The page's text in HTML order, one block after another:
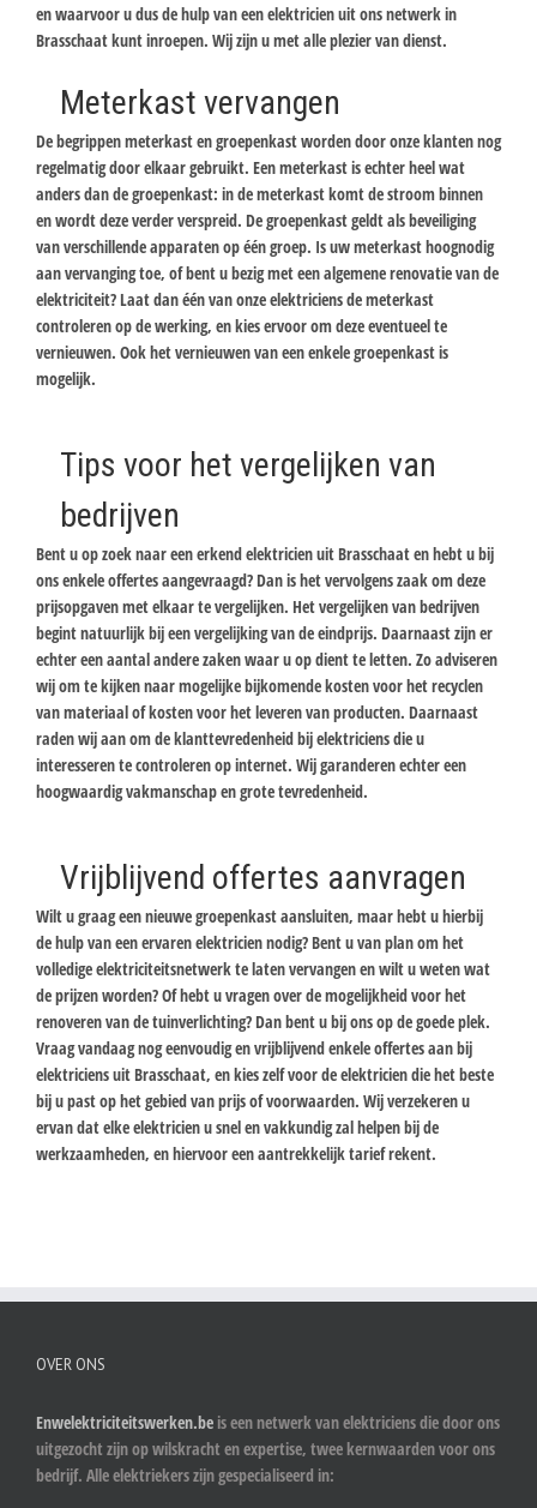
en waarvoor u dus de hulp van een elektricien uit ons netwerk in
Brasschaat kunt inroepen. Wij zijn u met alle plezier van dienst.
Meterkast vervangen
De begrippen meterkast en groepenkast worden door onze klanten nog
regelmatig door elkaar gebruikt. Een meterkast is echter heel wat
anders dan de groepenkast: in de meterkast komt de stroom binnen
en wordt deze verder verspreid. De groepenkast geldt als beveiliging
van verschillende apparaten op één groep. Is uw meterkast hoognodig
aan vervanging toe, of bent u bezig met een algemene renovatie van de
elektriciteit? Laat dan één van onze elektriciens de meterkast
controleren op de werking, en kies ervoor om deze eventueel te
vernieuwen. Ook het vernieuwen van een enkele groepenkast is
mogelijk.
Tips voor het vergelijken van
bedrijven
Bent u op zoek naar een erkend elektricien uit Brasschaat en hebt u bij
ons enkele offertes aangevraagd? Dan is het vervolgens zaak om deze
prijsopgaven met elkaar te vergelijken. Het vergelijken van bedrijven
begint natuurlijk bij een vergelijking van de eindprijs. Daarnaast zijn er
echter een aantal andere zaken waar u op dient te letten. Zo adviseren
wij om te kijken naar mogelijke bijkomende kosten voor het recyclen
van materiaal of kosten voor het leveren van producten. Daarnaast
raden wij aan om de klanttevredenheid bij elektriciens die u
interesseren te controleren op internet. Wij garanderen echter een
hoogwaardig vakmanschap en grote tevredenheid.
Vrijblijvend offertes aanvragen
Wilt u graag een nieuwe groepenkast aansluiten, maar hebt u hierbij
de hulp van een ervaren elektricien nodig? Bent u van plan om het
volledige elektriciteitsnetwerk te laten vervangen en wilt u weten wat
de prijzen worden? Of hebt u vragen over de mogelijkheid voor het
renoveren van de tuinverlichting? Dan bent u bij ons op de goede plek.
Vraag vandaag nog eenvoudig en vrijblijvend enkele offertes aan bij
elektriciens uit Brasschaat, en kies zelf voor de elektricien die het beste
bij u past op het gebied van prijs of voorwaarden. Wij verzekeren u
ervan dat elke elektricien u snel en vakkundig zal helpen bij de
werkzaamheden, en hiervoor een aantrekkelijk tarief rekent.
OVER ONS
Enwelektriciteitswerken.be is een netwerk van elektriciens die door ons
uitgezocht zijn op wilskracht en expertise, twee kernwaarden voor ons
bedrijf. Alle elektriekers zijn gespecialiseerd in: